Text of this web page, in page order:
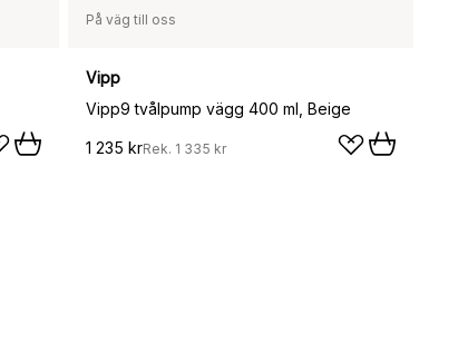
På väg till oss
Vipp
Vipp9 tvålpump vägg 400 ml, Beige
1 235 krRek. 1 335 kr